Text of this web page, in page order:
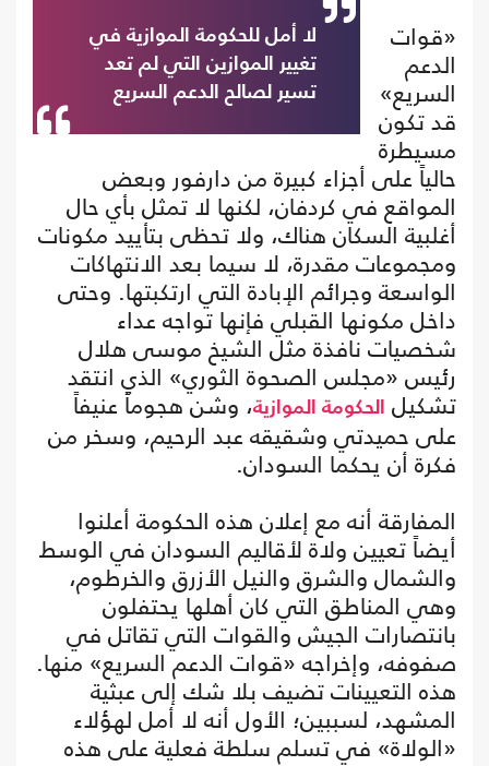
لا أمل للحكومة الموازية في
تغيير الموازين التي لم تعد
تسير لصالح الدعم السريع
«قوات
الدعم
السريع»
قد تكون
مسيطرة
حالياً على أجزاء كبيرة من دارفور وبعض
المواقع في كردفان، لكنها لا تمثل بأي حال
أغلبية السكان هناك، ولا تحظى بتأييد مكونات
ومجموعات مقدرة، لا سيما بعد الانتهاكات
الواسعة وجرائم الإبادة التي ارتكبتها. وحتى
داخل مكونها القبلي فإنها تواجه عداء
شخصيات نافذة مثل الشيخ موسى هلال
رئيس «مجلس الصحوة الثوري» الذي انتقد
تشكيل الحكومة الموازية، وشن هجوماً عنيفاً
على حميدتي وشقيقه عبد الرحيم، وسخر من
فكرة أن يحكما السودان.
المفارقة أنه مع إعلان هذه الحكومة أعلنوا
أيضاً تعيين ولاة لأقاليم السودان في الوسط
والشمال والشرق والنيل الأزرق والخرطوم،
وهي المناطق التي كان أهلها يحتفلون
بانتصارات الجيش والقوات التي تقاتل في
صفوفه، وإخراجه «قوات الدعم السريع» منها.
هذه التعيينات تضيف بلا شك إلى عبثية
المشهد، لسببين؛ الأول أنه لا أمل لهؤلاء
«الولاة» في تسلم سلطة فعلية على هذه